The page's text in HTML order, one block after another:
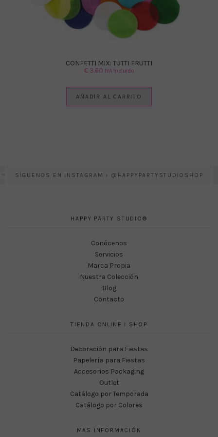
CONFETTI MIX: TUTTI FRUTTI
€3.60 IVA Incluido
AÑADIR AL CARRITO
SÍGUENOS EN INSTAGRAM › @HAPPYPARTYSTUDIOSHOP
HAPPY PARTY STUDIO®
Conócenos
Servicios
Marca Propia
Nuestra Colección
Blog
Contacto
TIENDA ONLINE I SHOP
Decoración para Fiestas
Papelería para Fiestas
Accesorios Packaging
Outlet
Catálogo por Temporada
Catálogo por Colores
MAS INFORMACIÓN